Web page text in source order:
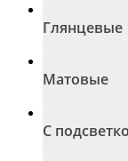
Глянцевые
Матовые
С